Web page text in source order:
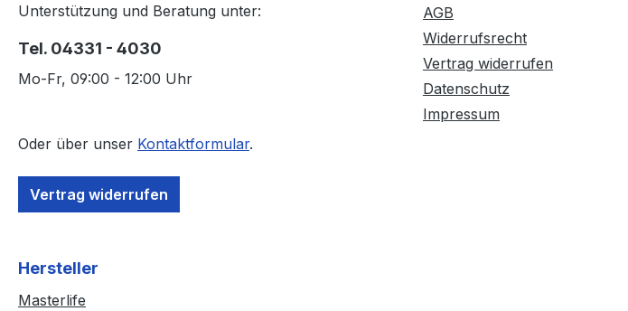
Unterstützung und Beratung unter:
Tel. 04331 - 4030
Mo-Fr, 09:00 - 12:00 Uhr
Oder über unser Kontaktformular.
Vertrag widerrufen
AGB
Widerrufsrecht
Vertrag widerrufen
Datenschutz
Impressum
Hersteller
Masterlife